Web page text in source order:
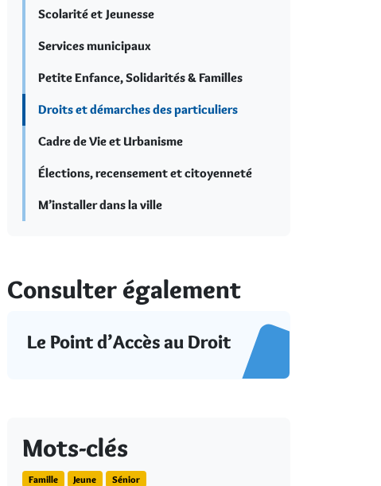
Scolarité et Jeunesse
Services municipaux
Petite Enfance, Solidarités & Familles
Droits et démarches des particuliers
Cadre de Vie et Urbanisme
Élections, recensement et citoyenneté
M’installer dans la ville
Consulter également
Le Point d’Accès au Droit
Mots-clés
Famille Jeune Sénior